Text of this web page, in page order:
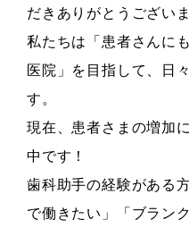
だきありがとうござい
私たちは「患者さんに
医院」を目指して、日
す。
現在、患者さまの増加
中です！
歯科助手の経験がある
で働きたい」「ブラン